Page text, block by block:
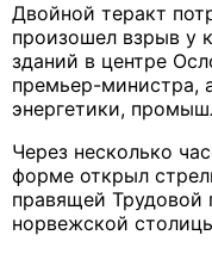
Двойной теракт
произошел взрыв у
зданий в центре
премьер-министра,
энергетики,
Через несколько
форме открыл
правящей Трудовой
норвежской